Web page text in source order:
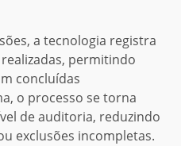
a tecnologia registra
permitindo
concluídas
o processo se torna
de auditoria, reduzindo
exclusões incompletas.